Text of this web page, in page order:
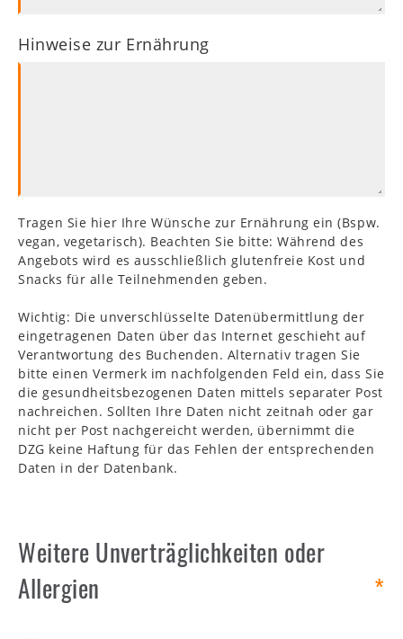
Hinweise zur Ernährung
Tragen Sie hier Ihre Wünsche zur Ernährung ein (Bspw.
vegan, vegetarisch). Beachten Sie bitte: Während des
Angebots wird es ausschließlich glutenfreie Kost und
Snacks für alle Teilnehmenden geben.
Wichtig: Die unverschlüsselte Datenübermittlung der
eingetragenen Daten über das Internet geschieht auf
Verantwortung des Buchenden. Alternativ tragen Sie
bitte einen Vermerk im nachfolgenden Feld ein, dass Sie
die gesundheitsbezogenen Daten mittels separater Post
nachreichen. Sollten Ihre Daten nicht zeitnah oder gar
nicht per Post nachgereicht werden, übernimmt die
DZG keine Haftung für das Fehlen der entsprechenden
Daten in der Datenbank.
Weitere Unverträglichkeiten oder
Allergien